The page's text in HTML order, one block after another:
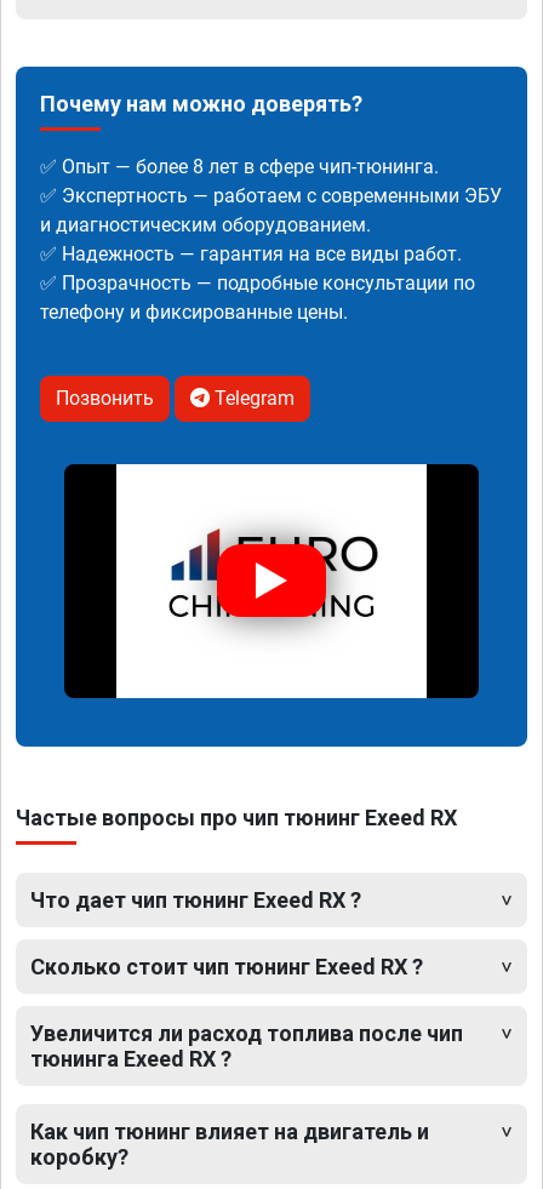
Почему нам можно доверять?
✅ Опыт — более 8 лет в сфере чип-тюнинга.
✅ Экспертность — работаем с современными ЭБУ
и диагностическим оборудованием.
✅ Надежность — гарантия на все виды работ.
✅ Прозрачность — подробные консультации по
телефону и фиксированные цены.
Позвонить Telegram
Частые вопросы про чип тюнинг Exeed RX
Что дает чип тюнинг Exeed RX ?
Сколько стоит чип тюнинг Exeed RX ?
Увеличится ли расход топлива после чип
тюнинга Exeed RX ?
Как чип тюнинг влияет на двигатель и
коробку?